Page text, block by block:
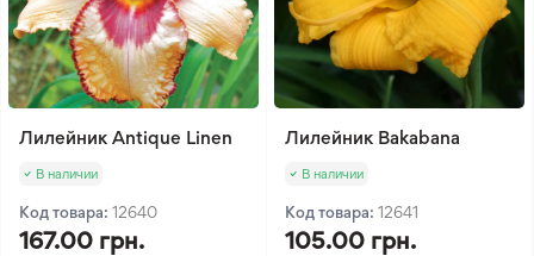
Лилейник Antique Linen
В наличии
Код товара: 12640
167.00 грн.
Лилейник Bakabana
В наличии
Код товара: 12641
105.00 грн.